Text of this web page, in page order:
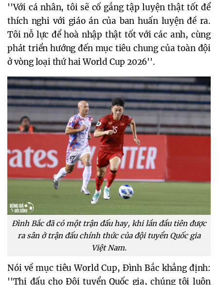
''Với cá nhân, tôi sẽ cố gắng tập luyện thật tốt để
thích nghi với giáo án của ban huấn luyện đề ra.
Tôi nỗ lực để hoà nhập thật tốt với các anh, cùng
phát triển hướng đến mục tiêu chung của toàn đội
ở vòng loại thứ hai World Cup 2026''.
Đình Bắc đã có một trận đấu hay, khi lần đầu tiên được
ra sân ở trận đấu chính thức của đội tuyển Quốc gia
Việt Nam.
Nói về mục tiêu World Cup, Đình Bắc khẳng định:
''Thi đấu cho Đội tuyển Quốc gia, chúng tôi luôn